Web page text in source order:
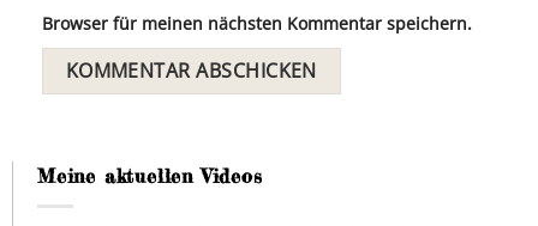
Browser für meinen nächsten Kommentar speichern.
Meine aktuellen Videos